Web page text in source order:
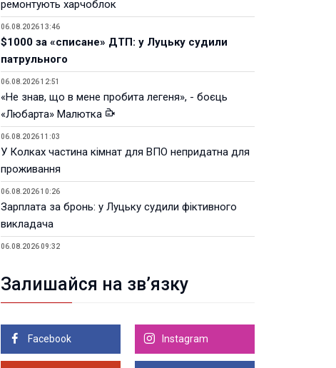
ремонтують харчоблок
06.08.2026 13:46
$1000 за «списане» ДТП: у Луцьку судили
патрульного
06.08.2026 12:51
«Не знав, що в мене пробита легеня», - боєць
«Любарта» Малютка
06.08.2026 11:03
У Колках частина кімнат для ВПО непридатна для
проживання
06.08.2026 10:26
Зарплата за бронь: у Луцьку судили фіктивного
викладача
06.08.2026 09:32
05.08.2026 21:18
Порівняння телеоб'єктивів Sigma Sports та Sony G-
05.08.2026 21:00
У Луцьку на 99,9% готовий новий Державний
Залишайся на зв’язку
Facebook Instagram